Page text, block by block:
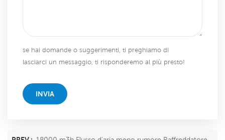
se hai domande o suggerimenti, ti preghiamo di
lasciarci un messaggio, ti risponderemo al più presto!
INVIA